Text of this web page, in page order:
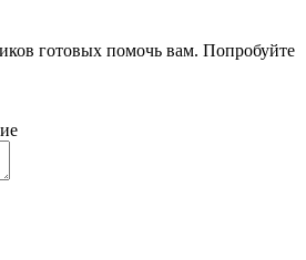
готовых помочь вам. Попробуйте